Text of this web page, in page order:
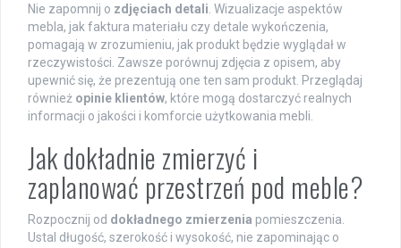
Nie zapomnij o zdjęciach detali . Wizualizacje aspektów
mebla, jak faktura materiału czy detale wykończenia,
pomagają w zrozumieniu, jak produkt będzie wyglądał w
rzeczywistości. Zawsze porównuj zdjęcia z opisem, aby
upewnić się, że prezentują one ten sam produkt. Przeglądaj
również opinie klientów, które mogą dostarczyć realnych
informacji o jakości i komforcie użytkowania mebli.
Jak dokładnie zmierzyć i
zaplanować przestrzeń pod meble?
Rozpocznij od dokładnego zmierzenia pomieszczenia.
Ustal długość, szerokość i wysokość, nie zapominając o